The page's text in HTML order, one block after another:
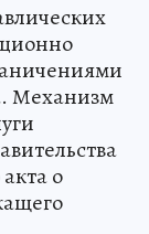
Механизм
о